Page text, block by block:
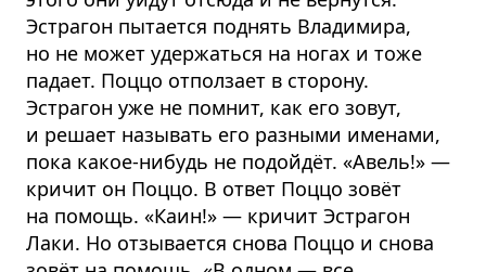
Эстрагон пытается поднять Владимира,
но не может удержаться на ногах и тоже
падает. Поццо отползает в сторону.
Эстрагон уже не помнит, как его зовут,
и решает называть его разными именами,
пока какое-нибудь не подойдёт. «Авель!» —
кричит он Поццо. В ответ Поццо зовёт
на помощь. «Каин!» — кричит Эстрагон
Лаки. Но отзывается снова Поццо и снова